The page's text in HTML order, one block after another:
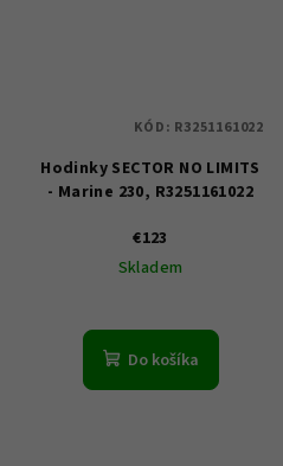
Hodinky SECTOR NO LIMITS
- Marine 230, R3251161022
€123
Skladem
Do košíka
KÓD: R3251161022